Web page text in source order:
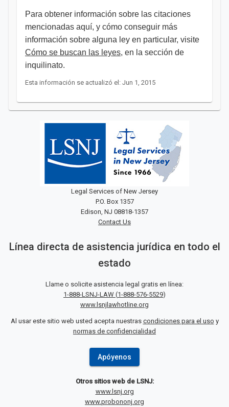
Para obtener información sobre las citaciones
mencionadas aquí, y cómo conseguir más
información sobre alguna ley en particular, visite
Cómo se buscan las leyes, en la sección de
inquilinato.​
Esta información se actualizó el: Jun 1, 2015
Legal Services of New Jersey
P.O. Box 1357
Edison, NJ 08818-1357
Contact Us
Línea directa de asistencia jurídica en todo el
estado
Llame o solicite asistencia legal gratis en línea:
1-888-LSNJ-LAW (1-888-576-5529)
www.lsnjlawhotline.org
Al usar este sitio web usted acepta nuestras condiciones para el uso y
normas de confidencialidad
Apóyenos
Otros sitios web de LSNJ:
www.lsnj.org
www.probononj.org